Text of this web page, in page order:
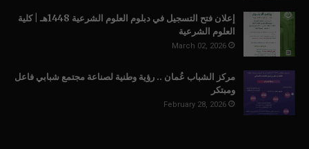
إعلان فتح التسجيل في دبلوم العلوم الشرعية 1448هـ | كلية
العلوم الشرعية
March 02, 2026
مركز الشباب عُمان .. رؤية وطنية لصناعة مجتمع شبابي فاعل
ومبتكر
February 28, 2026